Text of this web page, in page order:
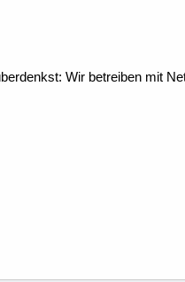
Wir betreiben mit